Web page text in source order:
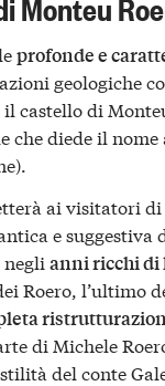
profonde e
geologiche
castello di
che diede il nome
ai visitatori
e suggestiva
anni ricchi
Roero, l’ultimo
di Michele
del conte